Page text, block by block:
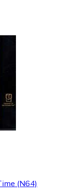
(N64)